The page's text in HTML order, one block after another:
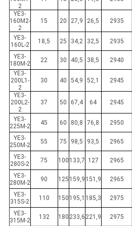
2
YE3-
160M2-
2
15 20 27,9 26,5 2935
YE3-
160L-2
18,5 25 34,2 32,5 2935
YE3-
180M-2
22 30 40,5 38,5 2940
YE3-
200L1-
2
30 40 54,9 52,1 2945
YE3-
200L2-
2
37 50 67,4 64 2945
YE3-
225M-2
45 60 80,8 76,8 2950
YE3-
250M-2
55 75 98,5 93,5 2965
YE3-
280S-2
75 100 133,7 127 2965
YE3-
280M-2
90 125 159,9 151,9 2965
YE3-
315S-2
110 150 195,1 185,3 2975
YE3-
315M-2
132 180 233,6 221,9 2975